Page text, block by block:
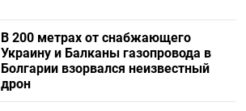
В 200 метрах от снабжающего
Украину и Балканы газопровода в
Болгарии взорвался неизвестный
дрон